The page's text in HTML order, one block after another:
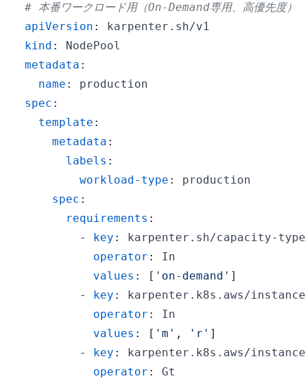
# 本番ワークロード用（On-Demand専用、高優先度）
apiVersion :
kind :
metadata :
name :
spec :
template :
metadata :
labels :
workload-type :
spec :
requirements :
-
key : karpenter.sh/capacity-
operator :
values : [ 'on-demand' ]
-
key : karpenter.k8s.aws/instance
operator :
values : [ 'm' , 'r' ]
-
key : karpenter.k8s.aws/instance
operator :